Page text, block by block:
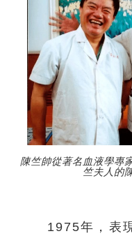
陳竺帥從著名血液學專
竺夫人的
1975年，表現